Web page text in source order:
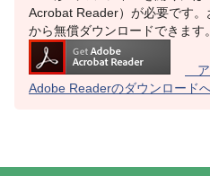
Acrobat Reader）が必要です
から無償ダウンロードできます。
ア
Adobe Readerのダウンロード